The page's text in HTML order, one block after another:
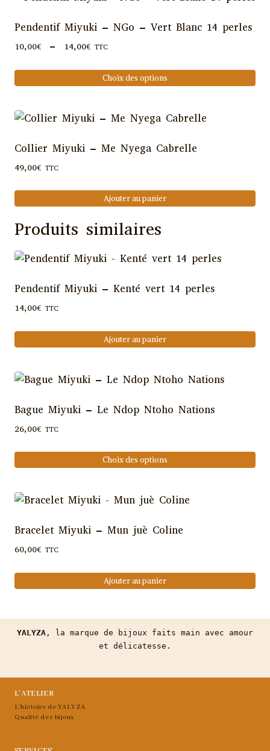
Pendentif Miyuki – NGo – Vert Blanc 14 perles
10,00€ – 14,00€Plage
prix :
10,00€
14,00€
TTC
Choix des options
produit
plusieurs
Les
options
peuvent
être
sur
page
du
Collier Miyuki – Me Nyega Cabrelle
49,00€ TTC
Ajouter au panier
Produits similaires
Pendentif Miyuki – Kenté vert 14 perles
14,00€ TTC
Ajouter au panier
Bague Miyuki – Le Ndop Ntoho Nations
26,00€ TTC
Choix des options
produit
plusieurs
Les
options
peuvent
choisies
sur
du
produit
Bracelet Miyuki – Mun juè Coline
60,00€ TTC
Ajouter au panier
YALYZA , la marque de bijoux faits main avec amour
et délicatesse.
L’ATELIER
L’histoire de YALYZA
Qualité des bijoux